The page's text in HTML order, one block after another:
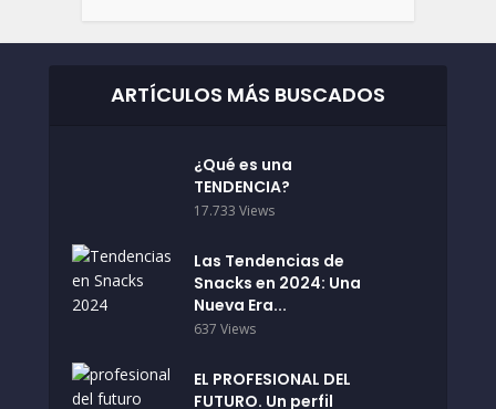
ARTÍCULOS MÁS BUSCADOS
¿Qué es una
TENDENCIA?
17.733 Views
Las Tendencias de
Snacks en 2024: Una
Nueva Era...
637 Views
EL PROFESIONAL DEL
FUTURO. Un perfil